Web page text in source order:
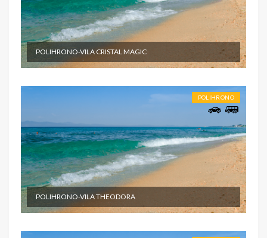
POLIHRONO-VILA CRISTAL MAGIC
POLIHRONO
POLIHRONO-VILA THEODORA